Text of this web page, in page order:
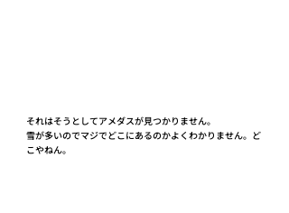
それはそうとしてアメダスが見つかりません。
雪が多いのでマジでどこにあるのかよくわかりません。ど
こやねん。